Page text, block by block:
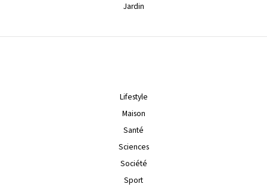
Jardin
Lifestyle
Maison
Santé
Sciences
Société
Sport